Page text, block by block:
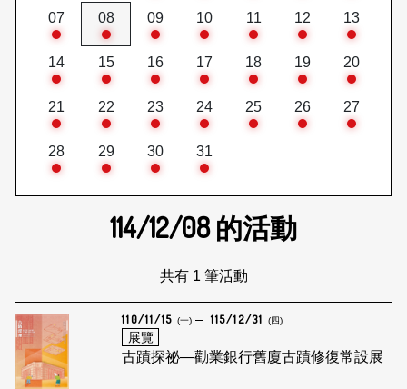
07 08 09 10 11 12 13
14 15 16 17 18 19 20
21 22 23 24 25 26 27
28 29 30 31
114/12/08的活動
共有 1 筆活動
110/11/15 (一) 115/12/31 (四)
展覽
古蹟探祕—勸業銀行舊廈古蹟修復常設展